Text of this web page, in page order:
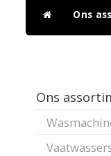
Ons
Ons